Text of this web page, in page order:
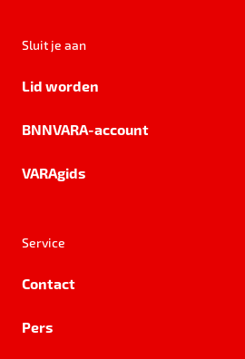
Sluit je aan
Lid worden
BNNVARA-account
VARAgids
Service
Contact
Pers